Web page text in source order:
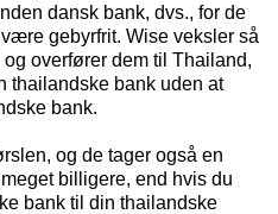
dansk bank, dvs., for de
gebyrfrit. Wise veksler så
overfører dem til Thailand,
thailandske bank uden at
bank.
og de tager også en
billigere, end hvis du
bank til din thailandske